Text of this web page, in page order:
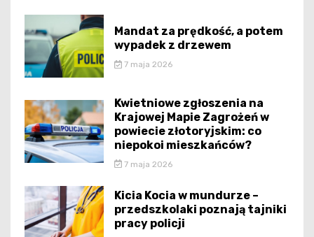
Mandat za prędkość, a potem
wypadek z drzewem
7 maja 2026
Kwietniowe zgłoszenia na
Krajowej Mapie Zagrożeń w
powiecie złotoryjskim: co
niepokoi mieszkańców?
7 maja 2026
Kicia Kocia w mundurze –
przedszkolaki poznają tajniki
pracy policji